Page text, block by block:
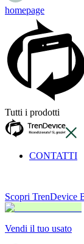
homepage
Tutti i prodotti
CONTATTI
Scopri TrenDevice
Vendi il tuo usato